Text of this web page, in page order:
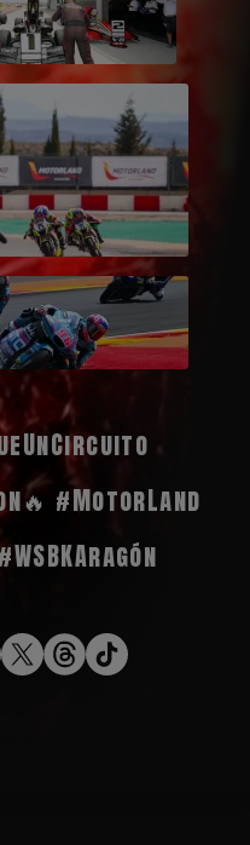
🔥 #MotorLand